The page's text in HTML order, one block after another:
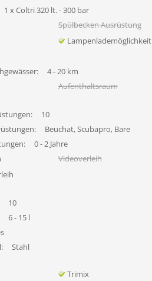
1 x Coltri 320 lt. - 300 bar
Spülbecken Ausrüstung
Lampenlademöglichkeit
4 - 20 km
Aufenthaltsraum
10
Beuchat, Scubapro, Bare
0 - 2 Jahre
Videoverleih
10
6 - 15 l
Stahl
Trimix